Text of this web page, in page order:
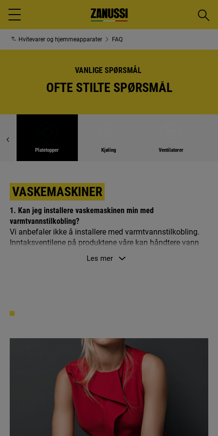
Menu
Søk
Hvitevarer og hjemmeapparater FAQ
VANLIGE SPØRSMÅL
OFTE STILTE SPØRSMÅL
Platetopper Kjøling Ventilatorer
VASKEMASKINER
1. Kan jeg installere vaskemaskinen min med
varmtvannstilkobling?
Vi anbefaler ikke å installere med varmtvannstilkobling.
Inntaksventilene på produktene våre kan håndtere vann
på opptil 65 grader, men vaskeprogrammene bruker ikke
varmtvann hele tiden. Kontinuerlig bruk av varmtvann kan
2. Hvorfor finner jeg ikke vaskemaskinen min på nettstedet?
spesialmodell. Kontakt forhandleren din for ytterligere
3. Hvor gammel er vaskemaskinen min?
Du kan finne ut hvor gammel vaskemaskinen din er ved å
se på serienummeret på etiketten. Det første nummeret
indikerer år og det andre og tredje indikerer
produksjonsuke. For eksempel, 13500016: uke 35 i 2011.
Les mer